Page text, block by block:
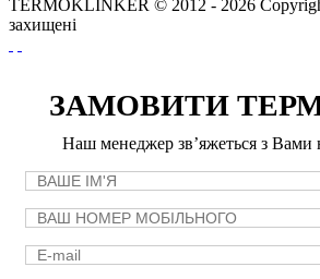
TERMOKLINKER © 2012 - 2026
захищені
ЗАМОВИТИ
Наш менеджер зв’яжеться з